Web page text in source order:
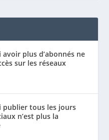
plus d’abonnés ne
sur les réseaux
publier tous les jours
n’est plus la